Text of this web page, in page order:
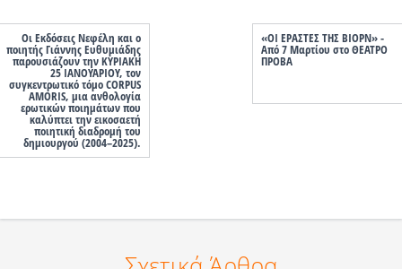
Οι Εκδόσεις Νεφέλη και ο
ποιητής Γιάννης Ευθυμιάδης
παρουσιάζουν την ΚΥΡΙΑΚΗ
25 ΙΑΝΟΥΑΡΙΟΥ, τον
συγκεντρωτικό τόμο CORPUS
AMORIS, μια ανθολογία
ερωτικών ποιημάτων που
καλύπτει την εικοσαετή
ποιητική διαδρομή του
δημιουργού (2004–2025).
«ΟΙ ΕΡΑΣΤΕΣ ΤΗΣ ΒΙΟΡΝ» -
Από 7 Μαρτίου στο ΘΕΑΤΡΟ
ΠΡΟΒΑ